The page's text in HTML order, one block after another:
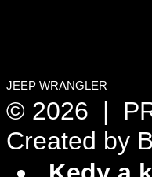
JEEP WRANGLER
© 2026 |
Created by